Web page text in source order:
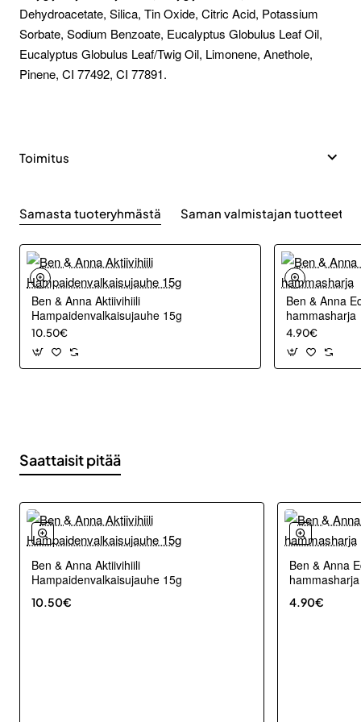
Dehydroacetate, Silica, Tin Oxide, Citric Acid, Potassium
Sorbate, Sodium Benzoate, Eucalyptus Globulus Leaf Oil,
Eucalyptus Globulus Leaf/Twig Oil, Limonene, Anethole,
Pinene, CI 77492, CI 77891.
Toimitus
Samasta tuoteryhmästä Saman valmistajan tuotteet
Ben & Anna Aktiivihiili
Hampaidenvalkaisujauhe 15g
10.50€
Ben & Anna
hammasharja
4.90€
Saattaisit pitää
Ben & Anna Aktiivihiili
Hampaidenvalkaisujauhe 15g
10.50€
Ben & Anna
hammasharja
4.90€